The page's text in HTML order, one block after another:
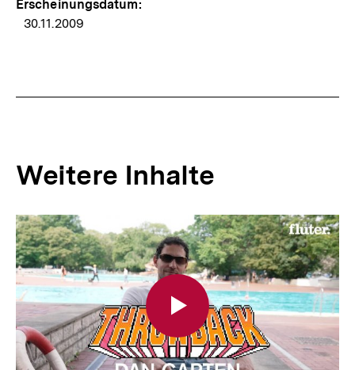
Erscheinungsdatum:
30.11.2009
Weitere Inhalte
Inhaltskarousell
für
weitere
Inhalte
Inhaltskarussell
überspringen